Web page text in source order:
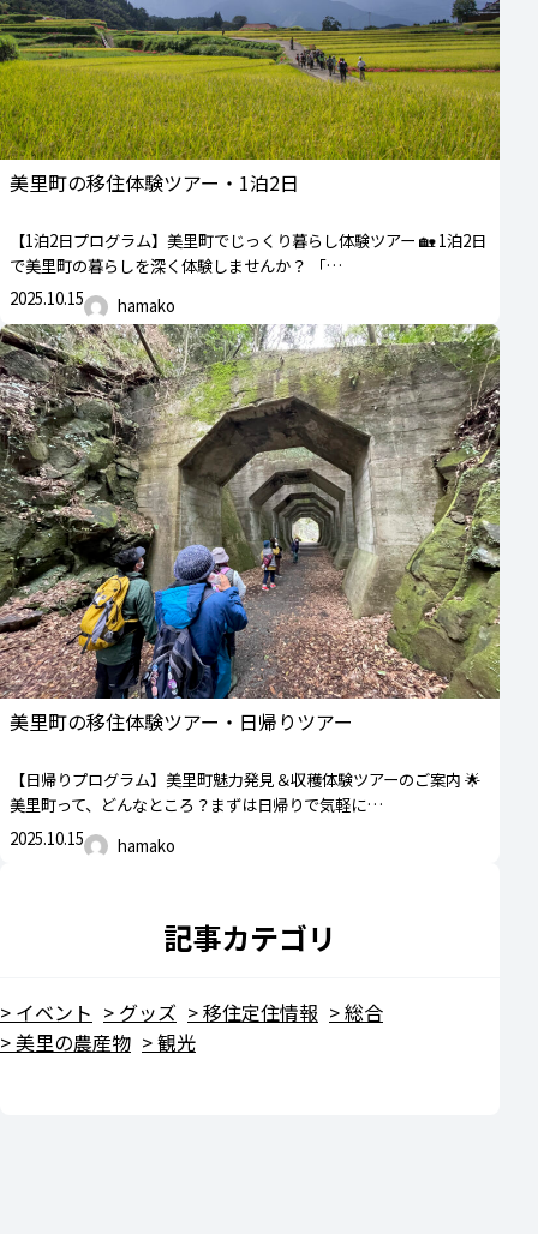
美里町の移住体験ツアー・1泊2日
【1泊2日プログラム】美里町でじっくり暮らし体験ツアー 🏡 1泊2日
で美里町の暮らしを深く体験しませんか？ 「…
2025.10.15
hamako
美里町の移住体験ツアー・日帰りツアー
【日帰りプログラム】美里町魅力発見＆収穫体験ツアーのご案内 🌟
美里町って、どんなところ？まずは日帰りで気軽に…
2025.10.15
hamako
記事カテゴリ
イベント グッズ 移住定住情報
総合
美里の農産物
観光